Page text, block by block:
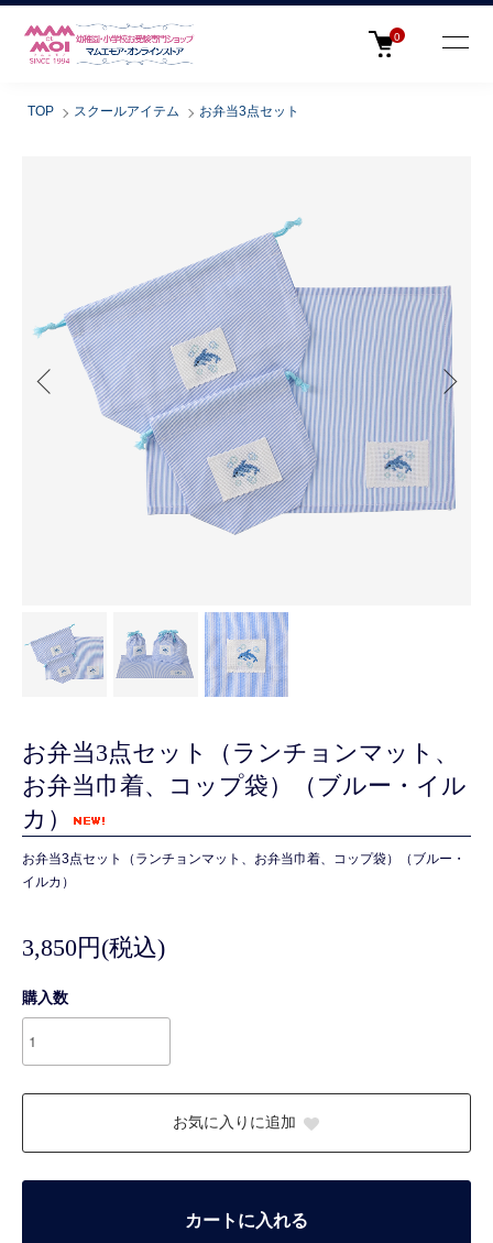
0
TOP スクールアイテム お弁当3点セット
お弁当3点セット（ランチョンマット、
お弁当巾着、コップ袋）（ブルー・イル
カ）
お弁当3点セット（ランチョンマット、お弁当巾着、コップ袋）（ブルー・
イルカ）
3,850円(税込)
購入数
お気に入りに追加
カートに入れる